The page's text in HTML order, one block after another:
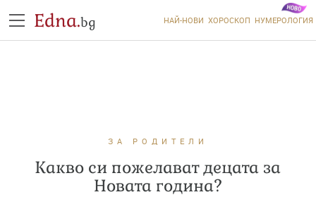
Edna.bg НАЙ-НОВИ ХОРОСКОП НУМЕРОЛОГИЯ
ЗА РОДИТЕЛИ
Какво си пожелават децата за
Новата година?